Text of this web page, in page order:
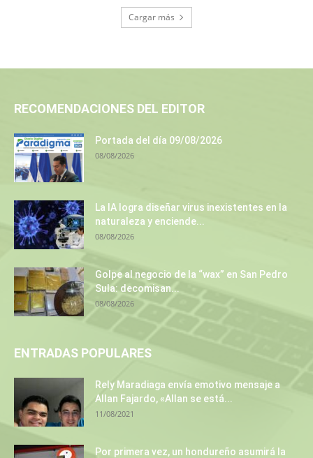
Cargar más
RECOMENDACIONES DEL EDITOR
Portada del día 09/08/2026
08/08/2026
La IA logra diseñar virus inexistentes en la
naturaleza y enciende...
08/08/2026
Golpe al negocio de la “wax” en San Pedro
Sula: decomisan...
08/08/2026
ENTRADAS POPULARES
Rely Maradiaga envía emotivo mensaje a
Allan Fajardo, «Allan se está...
11/08/2021
Por primera vez, un hondureño asumirá la